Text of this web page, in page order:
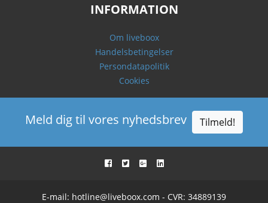
INFORMATION
Om liveboox
Handelsbetingelser
Persondatapolitik
Cookies
Meld dig til vores nyhedsbrev Tilmeld!
E-mail: hotline@liveboox.com - CVR: 34889139